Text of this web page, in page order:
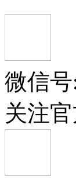
微信
关注